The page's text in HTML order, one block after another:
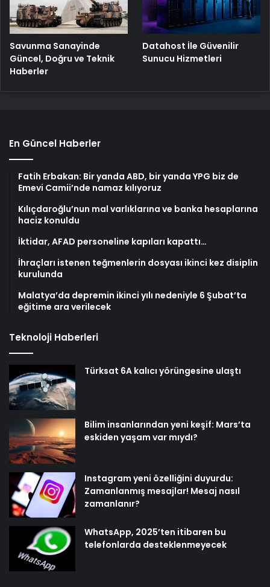
Savunma Sanayinde
Güncel, Doğru ve Teknik
Haberler
Datahost İle Güvenilir
Sunucu Hizmetleri
En Güncel Haberler
Fatih Erbakan: Bir yanda ABD, bir yanda YPG biz de
Emevi Camii’nde namaz kılıyoruz
Kılıçdaroğlu’nun mal varlıklarına ve banka hesaplarına
haciz konuldu
İktidar, AFAD personeline kapıları kapattı…
İhraçları istenen teğmenlerin dosyası ikinci kez disiplin
kurulunda
Malatya’da depremin ikinci yılı nedeniyle 6 Şubat’ta
eğitime ara verilecek
Teknoloji Haberleri
Türksat 6A kalıcı yörüngesine ulaştı
Bilim insanlarından yeni keşif: Mars’ta
eskiden yaşam var mıydı?
Instagram yeni özelliğini duyurdu:
Zamanlanmış mesajlar! Mesaj nasıl
zamanlanır?
WhatsApp, 2025’ten itibaren bu
telefonlarda desteklenmeyecek